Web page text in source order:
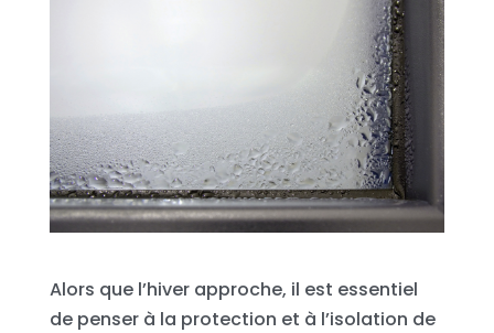
Alors que l’hiver approche, il est essentiel
de penser à la protection et à l’isolation de